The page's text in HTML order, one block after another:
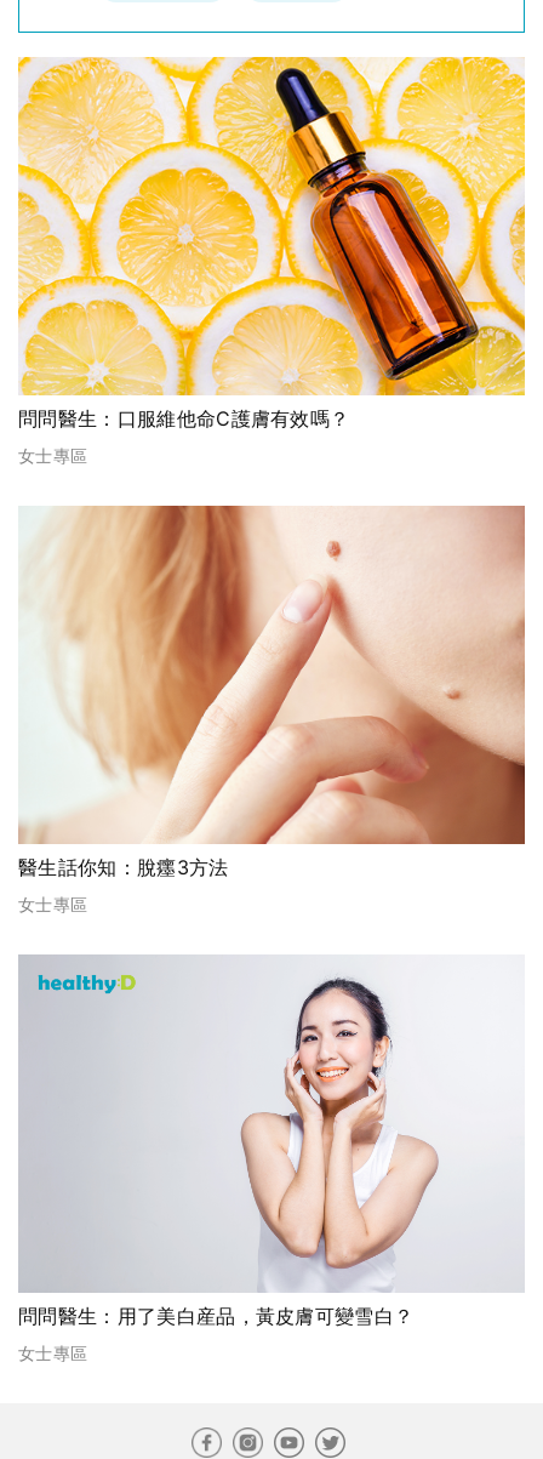
問問醫生：口服維他命C護膚有效嗎？
女士專區
醫生話你知：脫癦3方法
女士專區
問問醫生：用了美白産品，黃皮膚可變雪白？
女士專區